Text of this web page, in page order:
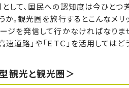
して、国民への認知度は今ひとつ
か。観光圏を旅行するとこんなメリ
ジを発信して行かなければなり
速道路」や「ＥＴＣ」を活用してはど
観光と観光圏＞